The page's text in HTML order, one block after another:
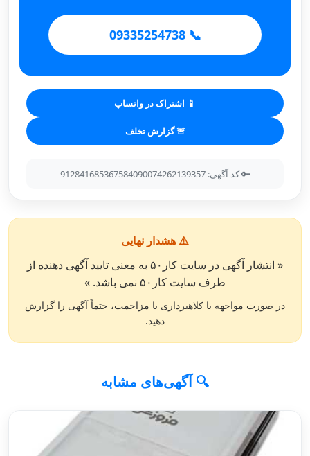
📞 09335254738
📱 اشتراک در واتساپ
🚨 گزارش تخلف
🔑 کد آگهی: 912841685367584090074262139357
⚠️ هشدار نهایی
« انتشار آگهی در سایت کار۵۰ به معنی تایید آگهی دهنده از
طرف سایت کار۵۰ نمی باشد. »
در صورت مواجهه با کلاهبرداری یا مزاحمت، حتماً آگهی را گزارش
دهید.
🔍 آگهی‌های مشابه